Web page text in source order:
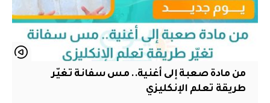
من مادة صعبة إلى أغنية.. مس سفانة تغيّر
طريقة تعلم الإنكليزي